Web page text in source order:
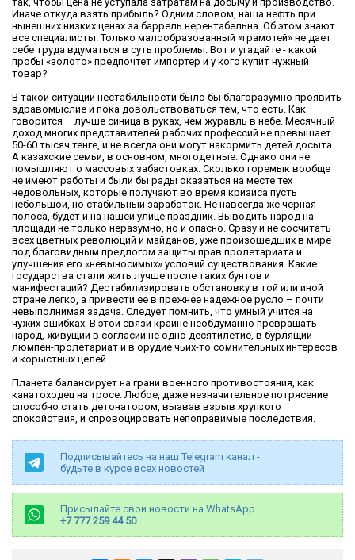
Иначе откуда взять прибыль? Одним словом, наша нефть при
нынешних низких ценах за баррель нерентабельна. Об этом знают
все специалисты. Только малообразованный «грамотей» не дает
себе труда вдуматься в суть проблемы. Вот и угадайте - какой
пробы «золото» предпочтет импортер и у кого купит нужный
товар?
В такой ситуации нестабильности было бы благоразумно проявить
здравомыслие и пока довольствоваться тем, что есть. Как
говорится – лучше синица в руках, чем журавль в небе. Месячный
доход многих представителей рабочих профессий не превышает
50-60 тысяч тенге, и не всегда они могут накормить детей досыта.
А казахские семьи, в основном, многодетные. Однако они не
помышляют о массовых забастовках. Сколько горемык вообще
не имеют работы и были бы рады оказаться на месте тех
недовольных, которые получают во время кризиса пусть
небольшой, но стабильный заработок. Не навсегда же черная
полоса, будет и на нашей улице праздник. Выводить народ на
площади не только неразумно, но и опасно. Сразу и не сосчитать
всех цветных революций и майданов, уже произошедших в мире
под благовидным предлогом защиты прав пролетариата и
улучшения его «невыносимых» условий существования. Какие
государства стали жить лучше после таких бунтов и
манифестаций? Дестабилизировать обстановку в той или иной
стране легко, а привести ее в прежнее надежное русло – почти
невыполнимая задача. Следует помнить, что умный учится на
чужих ошибках. В этой связи крайне необдуманно превращать
народ, живущий в согласии не одно десятилетие, в бурлящий
люмпен-пролетариат и в орудие чьих-то сомнительных интересов
и корыстных целей.
Планета балансирует на грани военного противостояния, как
канатоходец на тросе. Любое, даже незначительное потрясение
способно стать детонатором, вызвав взрыв хрупкого
спокойствия, и спровоцировать непоправимые последствия.
Подписывайтесь на наш Telegram канал -
будьте в курсе всех новостей
Присылайте свои новости на WhatsApp
+7 777 259 44 50